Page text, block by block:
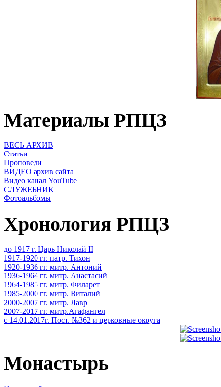
Материалы РПЦЗ
ВЕСЬ АРХИВ
Статьи
Проповеди
ВИДЕО архив сайта
Видео канал YouTube
СЛУЖЕБНИК
Фотоальбомы
Хронология РПЦЗ
до 1917 г. Царь Николай II
1917-1920 гг. патр. Тихон
1920-1936 гг. митр. Антоний
1936-1964 гг. митр. Анастасий
1964-1985 гг. митр. Филарет
1985-2000 гг. митр. Виталий
2000-2007 гг. митр. Лавр
2007-2017 гг. митр.Агафангел
с 14.01.2017г. Пост. №362 и церковные округа
Монастырь